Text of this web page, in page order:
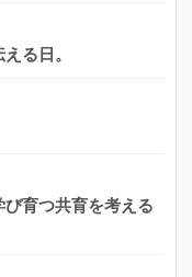
る日。
育つ共育を考える